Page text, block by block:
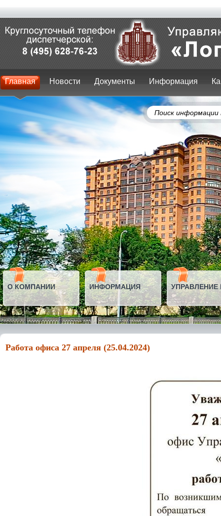
Поиск информации
Главная Новости Документы Информация
О КОМПАНИИ ИНФОРМАЦИЯ УПРАВЛЕНИЕ
Работа офиса 27 апреля (25.04.2024)